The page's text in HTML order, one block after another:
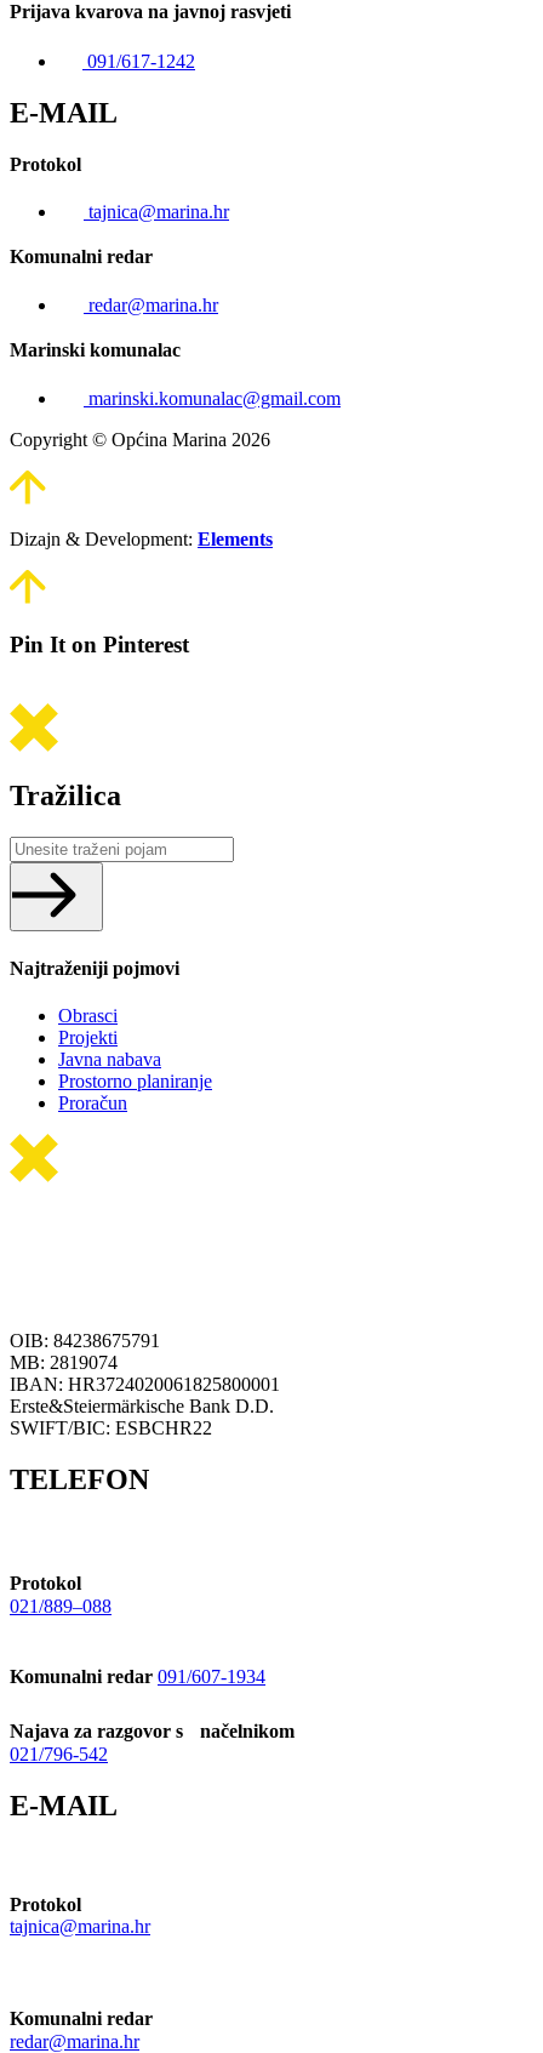
Prijava kvarova na javnoj rasvjeti
091/617-1242
E-MAIL
Protokol
tajnica@marina.hr
Komunalni redar
redar@marina.hr
Marinski komunalac
marinski.komunalac@gmail.com
Copyright © Općina Marina 2026
Dizajn & Development: Elements
Pin It on Pinterest
Tražilica
Search
...
Najtraženiji pojmovi
Obrasci
Projekti
Javna nabava
Prostorno planiranje
Proračun
OIB: 84238675791
MB: 2819074
IBAN: HR3724020061825800001
Erste&Steiermärkische Bank D.D.
SWIFT/BIC: ESBCHR22
TELEFON
Protokol
021/889–088
Komunalni redar 091/607-1934
Najava za razgovor s načelnikom
021/796-542
E-MAIL
Protokol
tajnica@marina.hr
Komunalni redar
redar@marina.hr